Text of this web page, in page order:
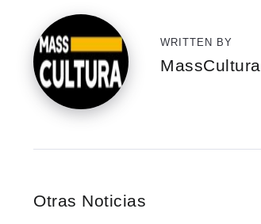
WRITTEN BY
MassCultura
Otras Noticias